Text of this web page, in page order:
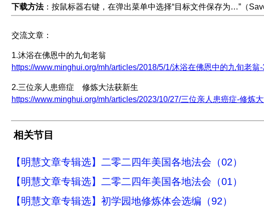
下载方法：按鼠标器右键，在弹出菜单中选择“目标文件保存为…”（
交流文章：
1.沐浴在佛恩中的九旬老翁
https://www.minghui.org/mh/articles/2018/5/1/沐浴在佛恩中的九旬老翁-
2.三位亲人患癌症 修炼大法获新生
https://www.minghui.org/mh/articles/2023/10/27/三位亲人患癌症-修炼
相关节目
【明慧文章专辑选】二零二四年美国各地法会（02）
【明慧文章专辑选】二零二四年美国各地法会（01）
【明慧文章专辑选】初学园地修炼体会选编（92）